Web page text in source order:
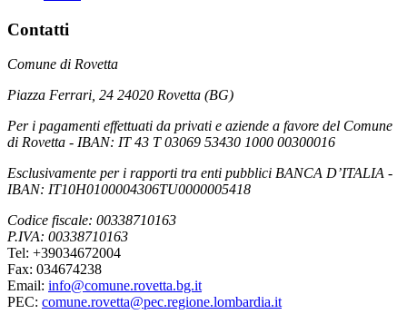
Contatti
Comune di Rovetta
Piazza Ferrari, 24 24020 Rovetta (BG)
Per i pagamenti effettuati da privati e aziende a favore del Comune
di Rovetta - IBAN: IT 43 T 03069 53430 1000 00300016
Esclusivamente per i rapporti tra enti pubblici BANCA D’ITALIA -
IBAN: IT10H0100004306TU0000005418
Codice fiscale: 00338710163
P.IVA: 00338710163
Tel: +39034672004
Fax: 034674238
Email: info@comune.rovetta.bg.it
PEC: comune.rovetta@pec.regione.lombardia.it